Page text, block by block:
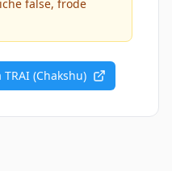
false, frode
(Chakshu)